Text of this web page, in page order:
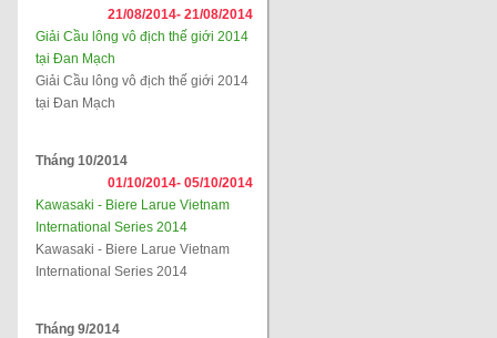
21/08/2014- 21/08/2014
Giải Cầu lông vô địch thế giới 2014
tại Đan Mạch
Giải Cầu lông vô địch thế giới 2014
tại Đan Mạch
Tháng 10/2014
01/10/2014- 05/10/2014
Kawasaki - Biere Larue Vietnam
International Series 2014
Kawasaki - Biere Larue Vietnam
International Series 2014
Tháng 9/2014